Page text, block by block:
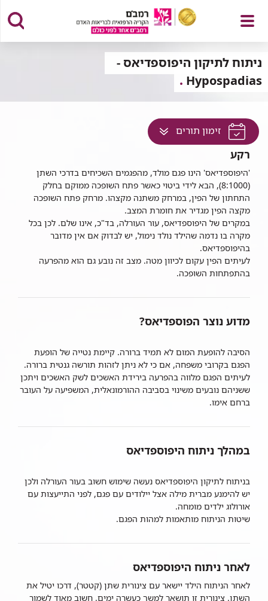
פתח
תפריט
ניתוח לתיקון היפוספדיאס -
Hypospadias
זימון תוריםלחץ
למעבר
זה
בדף
רקע
'היפוספדיאס' הינו פגם מולד, מהפגמים השכיחים בדרכי השתן
(8:1000), הבא לידי ביטוי כאשר פתח השופכה ממוקם בחלק
התחתון של הפין, במרחק משתנה מקצהו. מרחק פתח השופכה
מקצה הפין מגדיר את חומרת המצב.
במקרים של היפוספדיאס, עור העורלה, בד"כ, אינו שלם. לכן בכל
מקרה בו נדמה שהילד נולד נימול, יש לבדוק אם אין מדובר
בהיפוספדיאס.
לעיתים הפין עקום לכיוון מטה. מצב זה נובע גם הוא מהפרעה
בהתפתחות השופכה.
מדוע נוצר הפוספדיאס?
הסיבה להופעת המום לא תמיד ברורה. קיימת נטייה של הופעת
הפגם בקרובי משפחה, אם כי לא ניתן לזהות תורשה גנטית ברורה.
לעיתים הפגם מלווה בהפרעה בירידת האשכים לשק האשכים ויתכן
ששניהם נובעים משינוי בסביבה ההורמונאלית, המשפיעה על העובר
ברחם אימו.
במהלך ניתוח היפוספדיאס
בניתוח לתיקון היפוספדיאס נעשה שימוש חשוב בעור העורלה ולכן
יש להימנע מברית מילה אצל יילודים עם פגם, לפני התייעצות עם
אורולוג ילדים מומחה.
שיטות הניתוח מותאמות למהות הפגם.
לאחר ניתוח היפוספדיאס
לאחר הניתוח הילד יישאר עם צינורית שתן (קטטר), דרכו יטיל את
השתן. צינורית זו תושאר למשך כעשרה ימים. חשוב מאוד לשמור